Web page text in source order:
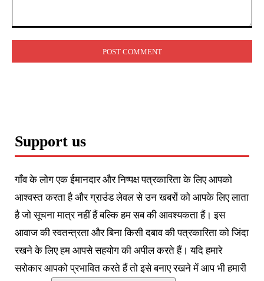
Support us
गाँव के लोग एक ईमानदार और निष्पक्ष पत्रकारिता के लिए आपको
आश्वस्त करता है और ग्राउंड लेवल से उन खबरों को आपके लिए लाता
है जो सूचना मात्र नहीं हैं बल्कि हम सब की आवश्यकता हैं। इस
आवाज की स्वतन्त्रता और बिना किसी दबाव की पत्रकारिता को जिंदा
रखने के लिए हम आपसे सहयोग की अपील करते हैं। यदि हमारे
सरोकार आपको प्रभावित करते हैं तो इसे बनाए रखने में आप भी हमारी